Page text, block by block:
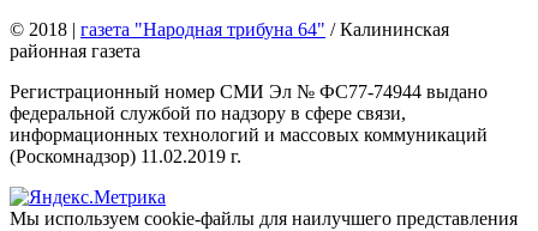
© 2018 | газета "Народная трибуна 64" / Калининская
районная газета
Регистрационный номер СМИ Эл № ФС77-74944 выдано
федеральной службой по надзору в сфере связи,
информационных технологий и массовых коммуникаций
(Роскомнадзор) 11.02.2019 г.
Мы используем cookie-файлы для наилучшего представления